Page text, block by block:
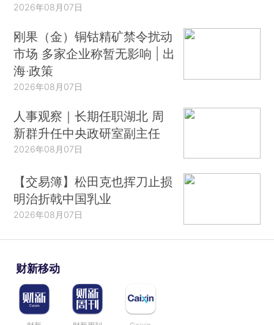
2026年08月07日
刚果（金）铜钴精矿禁令扰动
市场 多家企业称暂无影响 | 出
海·政策
2026年08月07日
人事观察｜长期任职湖北 周
新群升任中央政研室副主任
2026年08月07日
【交易簿】松田克也挥刀止损
明治折戟中国乳业
2026年08月07日
财新移动